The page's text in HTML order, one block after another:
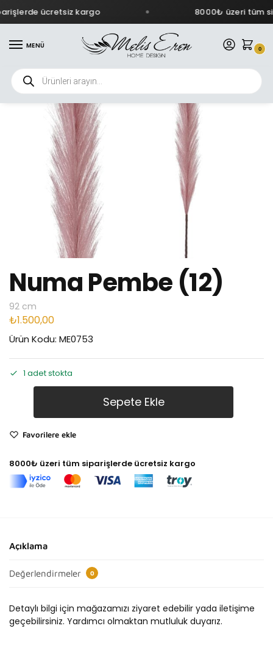
ücretsiz kargo 8000₺ üzeri tüm
MENÜ 0
Numa Pembe (12)
92 cm
₺1.500,00
Ürün Kodu: ME0753
1 adet stokta
Sepete Ekle
Favorilere ekle
8000₺ üzeri tüm siparişlerde ücretsiz kargo
Açıklama
Değerlendirmeler 0
Detaylı bilgi için mağazamızı ziyaret edebilir yada iletişime
geçebilirsiniz. Yardımcı olmaktan mutluluk duyarız.